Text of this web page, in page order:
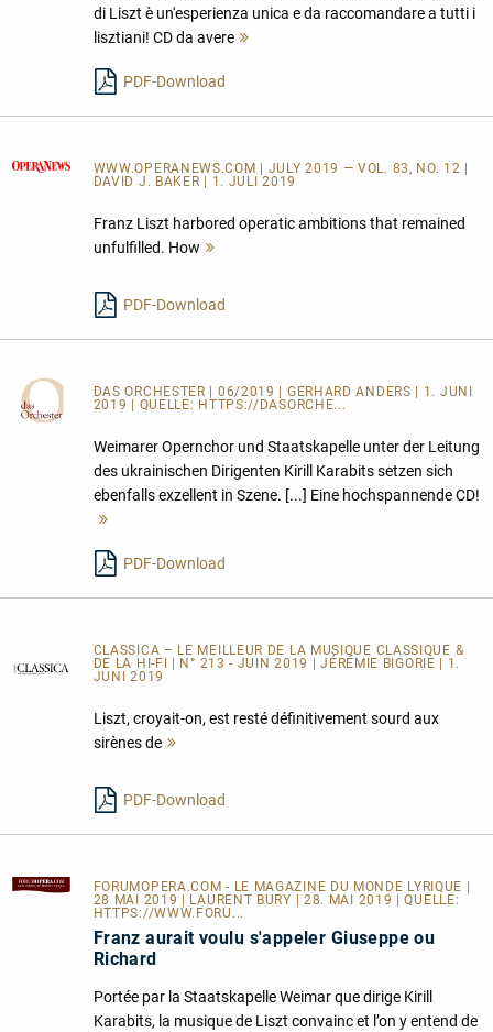
di Liszt è un'esperienza unica e da raccomandare a tutti i
lisztiani! CD da avere
PDF-Download
WWW.OPERANEWS.COM
| JULY 2019 — VOL. 83, NO. 12 |
DAVID J. BAKER | 1. JULI 2019
Franz Liszt harbored operatic ambitions that remained
unfulfilled. How
PDF-Download
DAS ORCHESTER
| 06/2019 | GERHARD ANDERS | 1. JUNI
2019 | QUELLE: HTTPS://DASORCHE...
Weimarer Opernchor und Staatskapelle unter der Leitung
des ukrainischen Dirigenten Kirill Karabits setzen sich
ebenfalls exzellent in Szene. [...] Eine hochspannende CD!
PDF-Download
CLASSICA – LE MEILLEUR DE LA MUSIQUE CLASSIQUE &
DE LA HI-FI | N° 213 - JUIN 2019 | JÉRÉMIE BIGORIE | 1.
JUNI 2019
Liszt, croyait-on, est resté définitivement sourd aux
sirènes de
PDF-Download
FORUMOPERA.COM - LE MAGAZINE DU MONDE LYRIQUE
28 MAI 2019 | LAURENT BURY | 28. MAI 2019 | QUELLE:
HTTPS://WWW.FORU...
Franz aurait voulu s'appeler Giuseppe ou
Richard
Portée par la Staatskapelle Weimar que dirige Kirill
Karabits, la musique de Liszt convainc et l’on y entend de